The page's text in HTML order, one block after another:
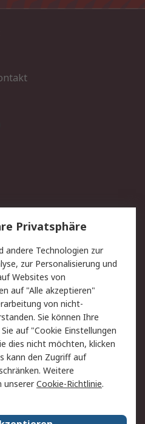
Lieferlösungen
Kontakt
Datenschutz
Zahlungsbedingungen
Privatsphäre
andere Technologien zur
zur Personalisierung und
Websites von
auf "Alle akzeptieren"
von nicht-
Sie können Ihre
auf "Cookie Einstellungen
dies nicht möchten, klicken
kann den Zugriff auf
Weitere
unsererCookie-Richtlinie.